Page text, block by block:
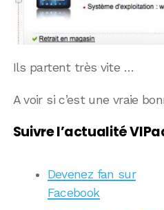
Ils partent très vite …
A voir si c’est une vraie
Suivre l’actualité
Devenez fan sur
Facebook